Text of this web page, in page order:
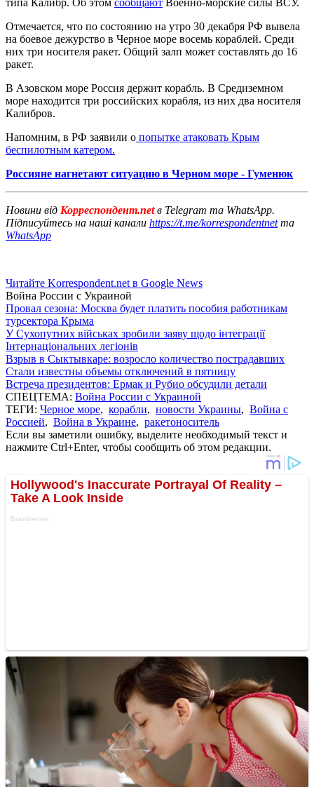
Отмечается, что по состоянию на утро 30 декабря РФ вывела
на боевое дежурство в Черное море восемь кораблей. Среди
них три носителя ракет. Общий залп может составлять до 16
ракет.
В Азовском море Россия держит корабль. В Средиземном
море находится три российских корабля, из них два носителя
Калибров.
Напомним, в РФ заявили о попытке атаковать Крым
беспилотным катером.
Россияне нагнетают ситуацию в Черном море - Гуменюк
Новини від Корреспондент.netв Telegram та WhatsApp.
Підписуйтесь на наші канали https://t.me/korrespondentnetта
WhatsApp
Читайте Korrespondent.net в Google News
Война России с Украиной
Провал сезона: Москва будет платить пособия работникам
турсектора Крыма
У Сухопутних військах зробили заяву щодо інтеграції
Інтернаціональних легіонів
Взрыв в Сыктывкаре: возросло количество пострадавших
Стали известны объемы отключений в пятницу
Встреча президентов: Ермак и Рубио обсудили детали
СПЕЦТЕМА: Война России с Украиной
ТЕГИ: Черное море, корабли, новости Украины, Война с
Россией, Война в Украине, ракетоноситель
Если вы заметили ошибку, выделите необходимый текст и
нажмите Ctrl+Enter, чтобы сообщить об этом редакции.